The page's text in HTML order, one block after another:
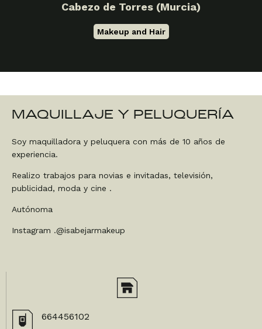
Cabezo de Torres (Murcia)
Makeup and Hair
MAQUILLAJE Y PELUQUERÍA
Soy maquilladora y peluquera con más de 10 años de
experiencia.
Realizo trabajos para novias e invitadas, televisión,
publicidad, moda y cine .
Autónoma
Instagram .@isabejarmakeup
664456102